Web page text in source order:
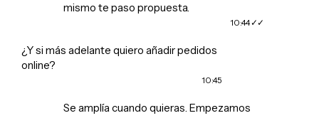
mismo te paso propuesta.
10:44
¿Y si más adelante quiero añadir pedidos
online?
10:45
Se amplía cuando quieras. Empezamos